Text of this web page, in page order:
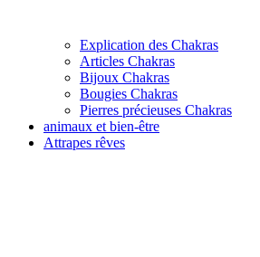
Explication des Chakras
Articles Chakras
Bijoux Chakras
Bougies Chakras
Pierres précieuses Chakras
animaux et bien-être
Attrapes rêves